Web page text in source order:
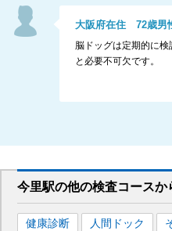
大阪府在住72歳男
脳ドッグは定期的に
と必要不可欠です。
今里駅の他の検査コースか
健康診断 人間ドック